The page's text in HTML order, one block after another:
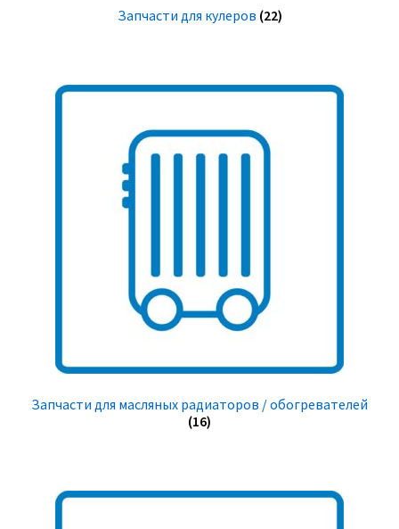
Запчасти для кулеров (22)
Запчасти для масляных радиаторов / обогревателей
(16)